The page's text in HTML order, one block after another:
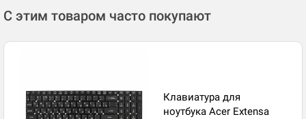
С этим товаром часто покупают
Клавиатура для
ноутбука Acer Extensa